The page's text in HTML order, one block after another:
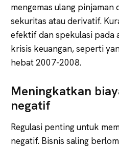
mengemas ulang
sekuritas atau derivatif.
efektif dan spekulasi pada
krisis keuangan, seperti
hebat 2007-2008.
Meningkatkan
negatif
Regulasi penting untuk
negatif. Bisnis saling